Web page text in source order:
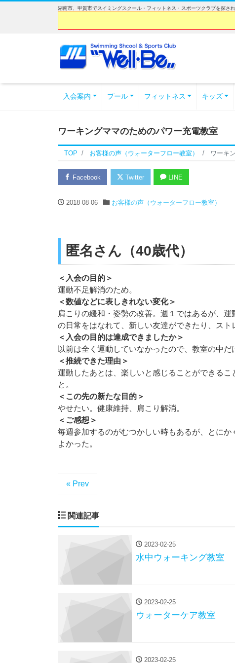
湖南市、甲賀市でスイミングスクール・フィットネス・スポーツクラブを探さ
入会案内 プール フィットネス キッズ
ワーキングママのためのパワー充電教室
TOP お客様の声（ウォーターフロー教室） ワーキ
Facebook Twitter LINE
2018-08-06 お客様の声（ウォーターフロー教室）
匿名さん（40歳代）
＜入会の目的＞
運動不足解消のため。
＜数値などに表しきれない変化＞
肩こりの緩和・姿勢の改善。週１ではあるが、
の日常をはなれて、新しい友達ができたり、スト
＜入会の目的は達成できましたか＞
以前は全く運動していなかったので、教室の中
＜推続できた理由＞
運動したあとは、楽しいと感じることができる
と。
＜この先の新たな目的＞
やせたい。健康維持、肩こり解消。
＜ご感想＞
毎週参加するのがむつかしい時もあるが、とにか
よかった。
« Prev
関連記事
2023-02-25
水中ウォーキング教室
2023-02-25
ウォーターケア教室
2023-02-25